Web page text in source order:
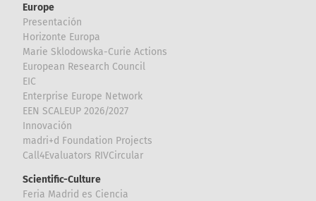
Europe
Presentación
Horizonte Europa
Marie Sklodowska-Curie Actions
European Research Council
EIC
Enterprise Europe Network
EEN SCALEUP 2026/2027
Innovación
madri+d Foundation Projects
Call4Evaluators RIVCircular
Scientific-Culture
Feria Madrid es Ciencia